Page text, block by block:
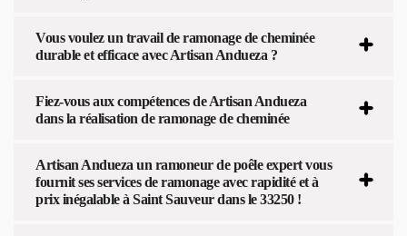
Vous voulez un travail de ramonage de cheminée
durable et efficace avec Artisan Andueza ?
Fiez-vous aux compétences de Artisan Andueza
dans la réalisation de ramonage de cheminée
Artisan Andueza un ramoneur de poêle expert vous
fournit ses services de ramonage avec rapidité et à
prix inégalable à Saint Sauveur dans le 33250 !